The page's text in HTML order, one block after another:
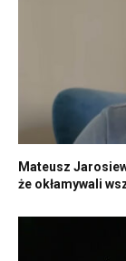
Mateusz
że okłamywali